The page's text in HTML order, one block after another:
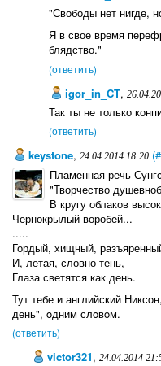
"Свободы нет нигде,
Я в свое время
блядство."
(ответить)
igor_in_CT,
Так ты не только
(ответить)
keystone, 24.04.2014 18:20
Пламенная речь
"Творчество
В кругу облаков
Чернокрылый воробей...
.....
Гордый, хищный,
И, летая, словно тень,
Глаза светятся как день.
Тут тебе и английский
день", oдним слoвoм.
(ответить)
victor321, 24.04.2014